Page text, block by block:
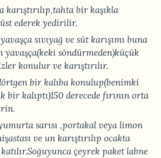
bir kaşıkla
ederek yedirilir.
sıvıyağ ve süt karışımı buna
söndürmeden)küçük
konulur ve karıştırılır.
bir kalıba konulup(benimki
bir kalıptı)150 derecede fırının orta
sarısı ,portakal veya limon
ve un karıştırılıp ocakta
çeyrek paket labne